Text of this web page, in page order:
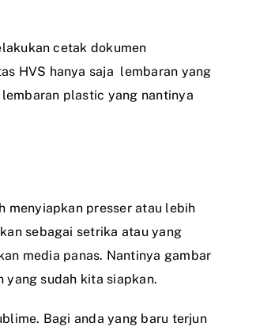
cetak dokumen
HVS hanya saja lembaran yang
lembaran plastic yang nantinya
menyiapkan presser atau lebih
sebagai setrika atau yang
media panas. Nantinya gambar
yang sudah kita siapkan.
Bagi anda yang baru terjun